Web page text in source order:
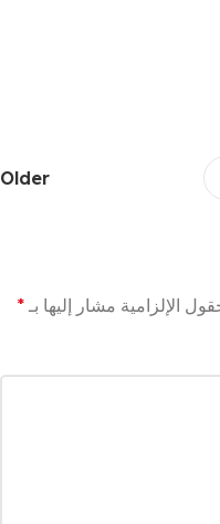
Older
الإلزامية مشار إليها بـ *